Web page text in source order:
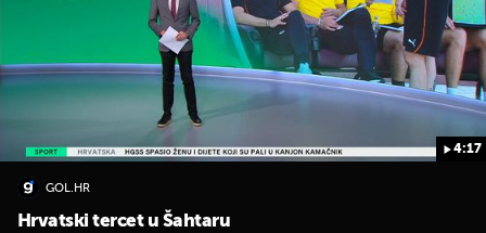
4:17
GOL.HR
Hrvatski tercet u Šahtaru